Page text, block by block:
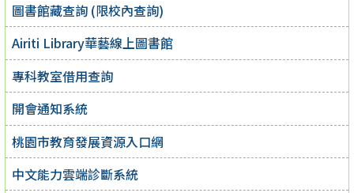
圖書館藏查詢 (限校內查詢)
Airiti Library華藝線上圖書館
專科教室借用查詢
開會通知系統
桃園市教育發展資源入口網
中文能力雲端診斷系統